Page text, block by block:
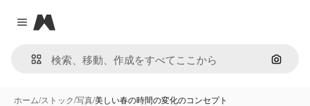
Close menu
Magnific
画像で
ホーム/ストック/写真/美しい春の時間の変化のコンセプト